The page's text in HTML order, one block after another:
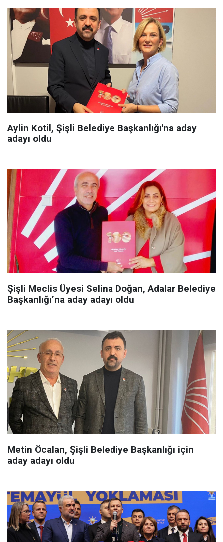
Aylin Kotil, Şişli Belediye Başkanlığı'na aday
adayı oldu
Şişli Meclis Üyesi Selina Doğan, Adalar Belediye
Başkanlığı’na aday adayı oldu
Metin Öcalan, Şişli Belediye Başkanlığı için
aday adayı oldu